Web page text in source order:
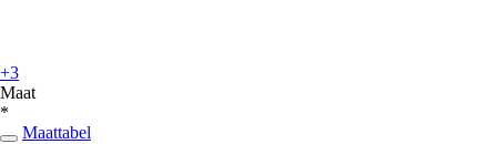
+3
Maat
*
Maattabel